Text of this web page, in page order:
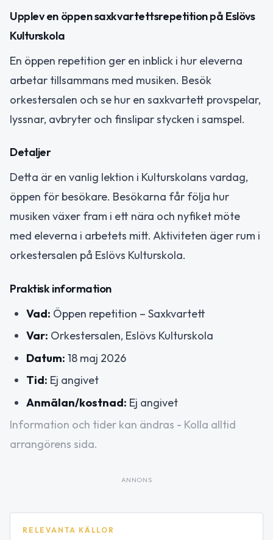
Upplev en öppen saxkvartettsrepetition på Eslövs
Kulturskola
En öppen repetition ger en inblick i hur eleverna
arbetar tillsammans med musiken. Besök
orkestersalen och se hur en saxkvartett provspelar,
lyssnar, avbryter och finslipar stycken i samspel.
Detaljer
Detta är en vanlig lektion i Kulturskolans vardag,
öppen för besökare. Besökarna får följa hur
musiken växer fram i ett nära och nyfiket möte
med eleverna i arbetets mitt. Aktiviteten äger rum i
orkestersalen på Eslövs Kulturskola.
Praktisk information
Vad: Öppen repetition – Saxkvartett
Var: Orkestersalen, Eslövs Kulturskola
Datum: 18 maj 2026
Tid: Ej angivet
Anmälan/kostnad: Ej angivet
Information och tider kan ändras - Kolla alltid
arrangörens sida.
ANNONS
RELEVANTA KÄLLOR